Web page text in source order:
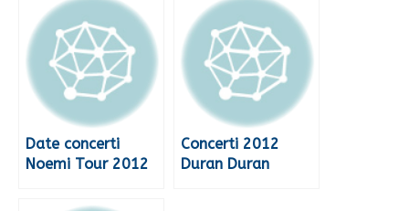
Date concerti
Noemi Tour 2012
Concerti 2012
Duran Duran